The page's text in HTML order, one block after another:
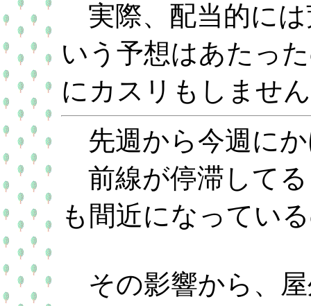
実際、配当的に
いう予想はあたっ
にカスリもしませ
先週から今週に
前線が停滞して
も間近になってい
その影響から、屋